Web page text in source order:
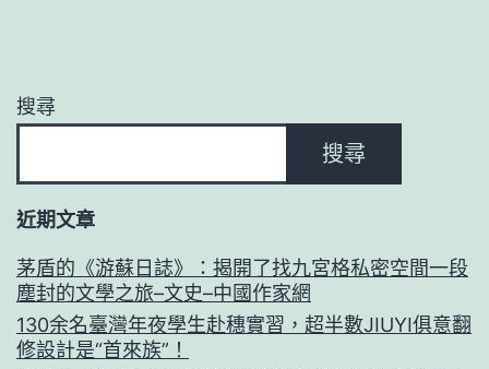
搜尋
搜尋
近期文章
茅盾的《游蘇日誌》：揭開了找九宮格私密空間一段
塵封的文學之旅–文史–中國作家網
130余名臺灣年夜學生赴穗實習，超半數JIUYI俱意翻
修設計是“首來族”！